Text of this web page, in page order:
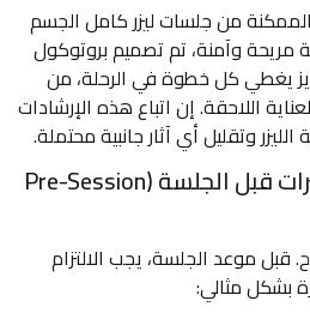
من جلسات ليزر كامل الجسم
مريحة وآمنة، تم تصميم بروتوكول
يغطي كل خطوة في الرحلة، من
اللاحقة. إن اتباع هذه الإرشادات
وتقليل أي آثار جانبية محتملة.
المرحلة الأولى: التحضيرات قبل الجلسة (Pre-Session
قبل موعد الجلسة، يجب الالتزام
بشكل مثالي: